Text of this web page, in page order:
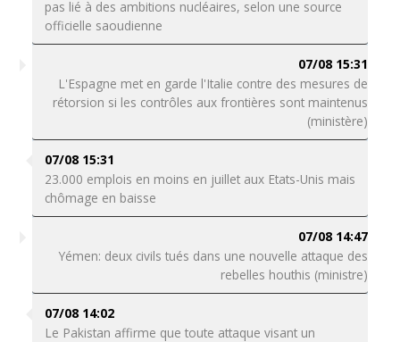
pas lié à des ambitions nucléaires, selon une source
officielle saoudienne
07/08 15:31
L'Espagne met en garde l'Italie contre des mesures de
rétorsion si les contrôles aux frontières sont maintenus
(ministère)
07/08 15:31
23.000 emplois en moins en juillet aux Etats-Unis mais
chômage en baisse
07/08 14:47
Yémen: deux civils tués dans une nouvelle attaque des
rebelles houthis (ministre)
07/08 14:02
Le Pakistan affirme que toute attaque visant un